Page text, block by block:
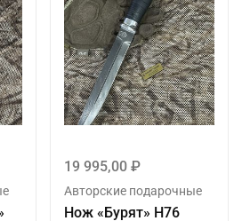
19 995,00 ₽
Авторские подарочные
Нож «Бурят» Н76